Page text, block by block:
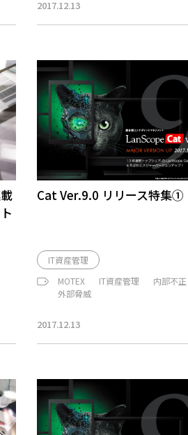
2017.12.13
Cat Ver.9.0 リリース特集①
IT資産管理
MOTEX
IT資産管理
内部不正
外部脅威
2017.12.13